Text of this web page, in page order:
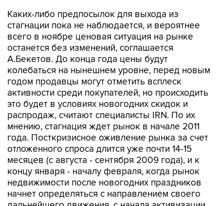
Каких-либо предпосылок для выхода из
стагнации пока не наблюдается, и вероятнее
всего в ноябре ценовая ситуация на рынке
останется без изменений, соглашается
А.Бекетов. До конца года цены будут
колебаться на нынешнем уровне, перед новым
годом продавцы могут отметить всплеск
активности среди покупателей, но происходить
это будет в условиях новогодних скидок и
распродаж, считают специалисты IRN. По их
мнению, стагнация ждет рынок в начале 2011
года. Посткризисное оживление рынка за счет
отложенного спроса длится уже почти 14-15
месяцев (с августа - сентября 2009 года), и к
концу января - началу февраля, когда рынок
недвижимости после новогодних праздников
начнет определяться с направлением своего